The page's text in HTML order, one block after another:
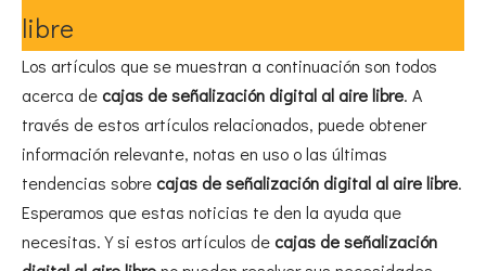
libre
Los artículos que se muestran a continuación son todos
acerca decajas de señalización digital al aire libre. A
través de estos artículos relacionados, puede obtener
información relevante, notas en uso o las últimas
tendencias sobrecajas de señalización digital al aire libre.
Esperamos que estas noticias te den la ayuda que
necesitas. Y si estos artículos decajas de señalización